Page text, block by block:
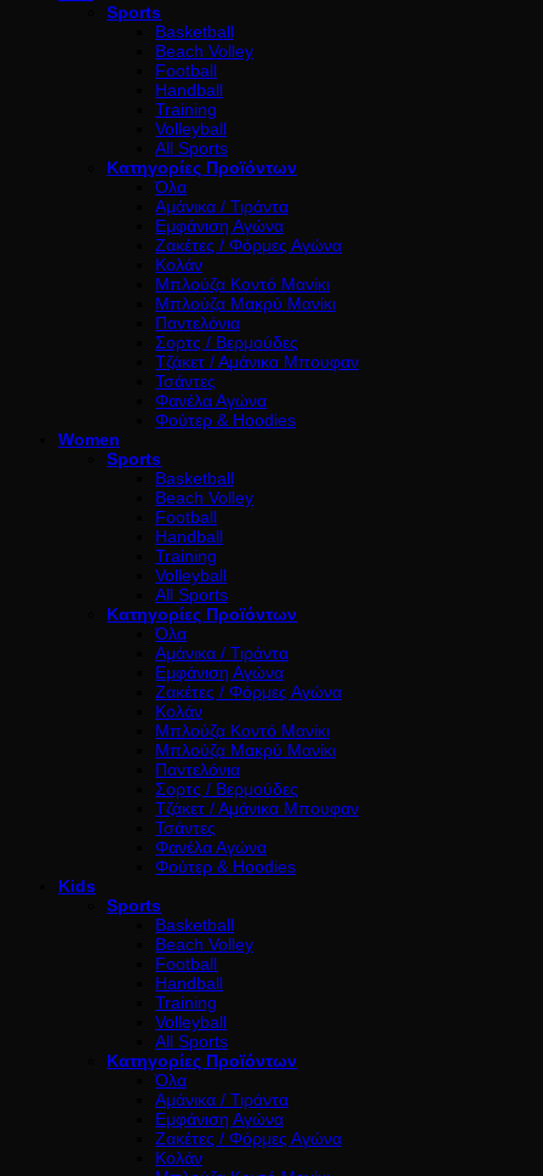
Sports
Basketball
Beach Volley
Football
Handball
Training
Volleyball
All Sports
Κατηγορίες Προϊόντων
Όλα
Αμάνικα / Τιράντα
Εμφάνιση Αγώνα
Ζακέτες / Φόρμες Αγώνα
Κολάν
Μπλούζα Κοντό Μανίκι
Μπλούζα Μακρύ Μανίκι
Παντελόνια
Σορτς / Βερμούδες
Τζάκετ / Αμάνικα Μπουφαν
Τσάντες
Φανέλα Αγώνα
Φούτερ & Hoodies
Women
Sports
Basketball
Beach Volley
Football
Handball
Training
Volleyball
All Sports
Κατηγορίες Προϊόντων
Όλα
Αμάνικα / Τιράντα
Εμφάνιση Αγώνα
Ζακέτες / Φόρμες Αγώνα
Κολάν
Μπλούζα Κοντό Μανίκι
Μπλούζα Μακρύ Μανίκι
Παντελόνια
Σορτς / Βερμούδες
Τζάκετ / Αμάνικα Μπουφαν
Τσάντες
Φανέλα Αγώνα
Φούτερ & Hoodies
Kids
Sports
Basketball
Beach Volley
Football
Handball
Training
Volleyball
All Sports
Κατηγορίες Προϊόντων
Όλα
Αμάνικα / Τιράντα
Εμφάνιση Αγώνα
Ζακέτες / Φόρμες Αγώνα
Κολάν